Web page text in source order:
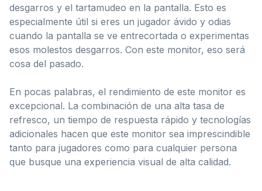
desgarros y el tartamudeo en la pantalla. Esto es
especialmente útil si eres un jugador ávido y odias
cuando la pantalla se ve entrecortada o experimentas
esos molestos desgarros. Con este monitor, eso será
cosa del pasado.
En pocas palabras, el rendimiento de este monitor es
excepcional. La combinación de una alta tasa de
refresco, un tiempo de respuesta rápido y tecnologías
adicionales hacen que este monitor sea imprescindible
tanto para jugadores como para cualquier persona
que busque una experiencia visual de alta calidad.